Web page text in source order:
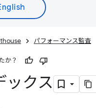
パフォーマンス監査
か？
ックス